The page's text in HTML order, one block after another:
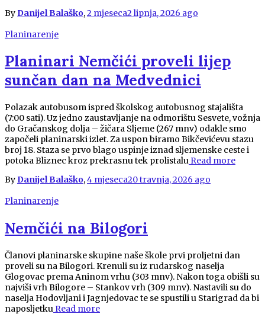
By Danijel Balaško,2 mjeseca2 lipnja, 2026 ago
Planinarenje
Planinari Nemčići proveli lijep
sunčan dan na Medvednici
Polazak autobusom ispred školskog autobusnog stajališta
(7:00 sati). Uz jedno zaustavljanje na odmorištu Sesvete, vožnja
do Gračanskog dolja – žičara Sljeme (267 mnv) odakle smo
započeli planinarski izlet. Za uspon biramo Bikčevićevu stazu
broj 18. Staza se prvo blago uspinje iznad sljemenske ceste i
potoka Bliznec kroz prekrasnu tek prolistalu Read more
By Danijel Balaško,4 mjeseca20 travnja, 2026 ago
Planinarenje
Nemčići na Bilogori
Članovi planinarske skupine naše škole prvi proljetni dan
proveli su na Bilogori. Krenuli su iz rudarskog naselja
Glogovac prema Aninom vrhu (303 mnv). Nakon toga obišli su
najviši vrh Bilogore – Stankov vrh (309 mnv). Nastavili su do
naselja Hodovljani i Jagnjedovac te se spustili u Starigrad da bi
naposljetku Read more